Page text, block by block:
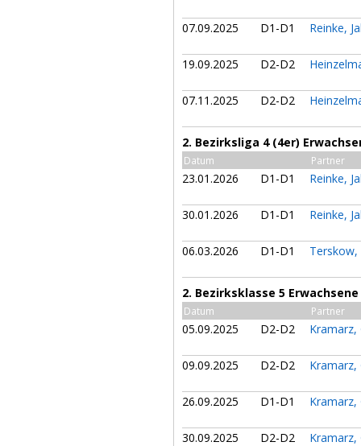
07.09.2025 D1-D1 Reinke,
19.09.2025 D2-D2
07.11.2025 D2-D2
2. Bezirksliga 4 (4er)
Datum Partner
23.01.2026 D1-D1 Reinke,
30.01.2026 D1-D1 Reinke,
06.03.2026 D1-D1
2. Bezirksklasse 5
Datum Partner
05.09.2025 D2-D2
09.09.2025 D2-D2
26.09.2025 D1-D1
30.09.2025 D2-D2